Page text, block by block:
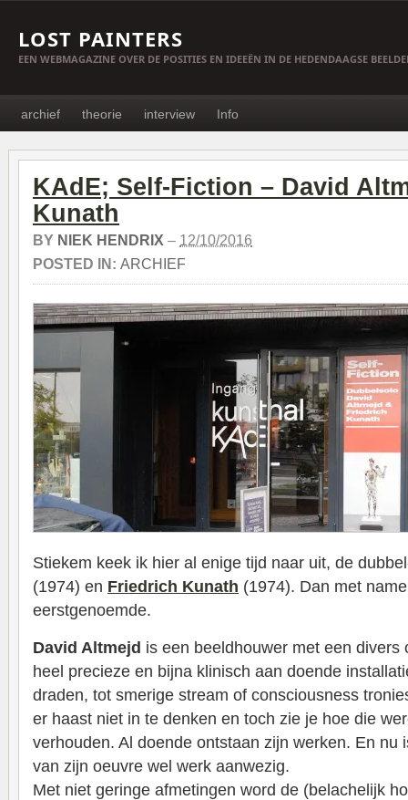
LOST PAINTERS
EEN WEBMAGAZINE OVER DE POSITIES EN IDEEËN IN DE HEDENDAAGSE
archief theorie interview Info
KAdE; Self-Fiction – David
Kunath
BY NIEK HENDRIX – 12/10/2016
POSTED IN: ARCHIEF
Stiekem keek ik hier al enige tijd naar uit, de
(1974) en Friedrich Kunath (1974). Dan met
eerstgenoemde.
David Altmejd is een beeldhouwer met een divers
heel precieze en bijna klinisch aan doende
draden, tot smerige stream of consciousness
er haast niet in te denken en toch zie je hoe die
verhouden. Al doende ontstaan zijn werken. En nu
van zijn oeuvre wel werk aanwezig.
Met niet geringe afmetingen word de (belachelijk